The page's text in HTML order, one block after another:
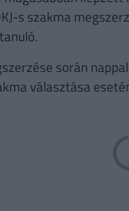
s szakma
során
választása